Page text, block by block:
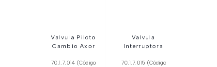
Valvula Piloto
Cambio Axor
70.1.7.014 (Código
Valvula
Interruptora
70.1.7.015 (Código